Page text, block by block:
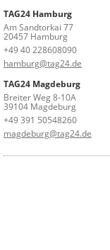
TAG24 Hamburg
Am Sandtorkai 77
20457 Hamburg
+49 40 228608090
hamburg@tag24.de
TAG24 Magdeburg
Breiter Weg 8-10A
39104 Magdeburg
+49 391 50548260
magdeburg@tag24.de